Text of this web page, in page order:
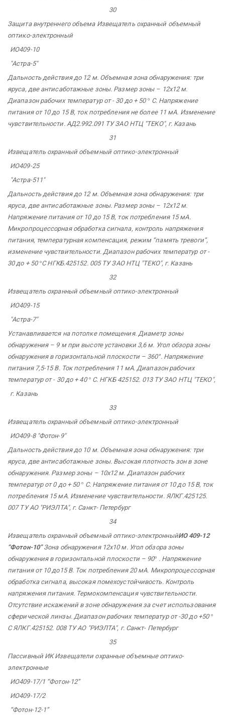
30
Защитавнутреннего объема Извещатель охранный объемный
оптико-электронный
ИО409-10
"Астра-5"
Дальность действия до 12 м. Объемная зона обнаружения: три
яруса, две антисаботажные зоны. Размер зоны – 12х12 м.
Диапазон рабочих температур от - 30 до + 50 ° С. Напряжение
питания от 10 до 15 В, ток потребления не более 11 мА. Изменение
чувствительности. АД2.992.091 ТУ ЗАО НТЦ "ТЕКО", г. Казань
31
Извещатель охранный объемный оптико-электронный
ИО409-25
"Астра-511"
Дальность действия до 12 м. Объемная зона обнаружения: три
яруса, две антисаботажные зоны. Размер зоны – 12х12 м.
Напряжение питания от 10 до 15 В, ток потребления 15 мА.
Микропроцессорная обработка сигнала, контроль напряжения
питания, температурная компенсация, режим“память тревоги”,
изменение чувствительности. Диапазон рабочих температур от -
30 до + 50 °С НГКБ.425152.005 ТУ ЗАО НТЦ "ТЕКО", г. Казань
32
Извещатель охранныйобъемныйоптико-электронный
ИО409-15
"Астра-7"
Устанавливается на потолке помещения. Диаметр зоны
обнаружения – 9 м при высоте установки 3,6 м. Угол обзора зоны
обнаружения в горизонтальной плоскости – 360°. Напряжение
питания 7,5-15 В. Ток потребления 11 мА. Диапазон рабочих
температур от - 30 до + 40 °С. НГКБ 425152. 013 ТУ ЗАО НТЦ "ТЕКО",
г. Казань
33
Извещатель охранный объемный оптико-электронный
ИО409-8"Фотон-9"
Дальность действия до 10 м. Объемная зона обнаружения: три
яруса, две антисаботажные зоны. Высокая плотность зон в зоне
обнаружения. Размер зоны – 10х12 м. Диапазон рабочих
температур от 0 до + 50 ° С. Напряжение питания от 10 до 15 В, ток
потребления 15 мА. Изменение чувствительности. ЯЛКГ.425125.
007 ТУ АО"РИЭЛТА", г. Санкт-Петербург
34
Извещатель охранный объемный оптико-электронныйИО 409-12
“Фотон-10”Зона обнаружения 12х10 м. Угол обзора зоны
обнаружения в горизонтальной плоскости – 90° . Напряжение
питания от 10 до15 В. Ток потребления 20 мА. Микропроцессорная
обработка сигнала, высокая помехоустойчивость. Контроль
напряжения питания. Термокомпенсация чувствительности.
Отсутствие искажений в зоне обнаружения за счет использования
сферической линзы. Диапазон рабочих температурот -30 до +50 °
С ЯЛКГ.425152. 008 ТУ АО"РИЭЛТА", г. Санкт-Петербург
35
Пассивный ИК Извещатели охранные объемные оптико-
электронные
ИО409-17/1 “Фотон-12”
ИО409-17/2
“Фотон-12-1”